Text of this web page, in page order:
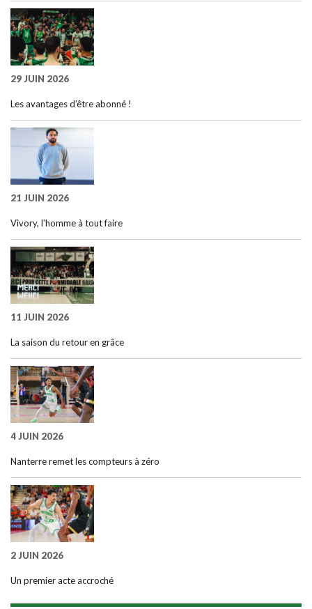
29 JUIN 2026
Les avantages d’être abonné !
21 JUIN 2026
Vivory, l’homme à tout faire
11 JUIN 2026
La saison du retour en grâce
4 JUIN 2026
Nanterre remet les compteurs à zéro
2 JUIN 2026
Un premier acte accroché